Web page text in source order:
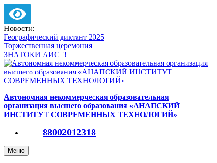
Перейти
к
содержимому
Новости:
Географический диктант 2025
Торжественная церемония
ЗНАТОКИ АИСТ!
Автономная некоммерческая образовательная
организация высшего образования «АНАПСКИЙ
ИНСТИТУТ СОВРЕМЕННЫХ ТЕХНОЛОГИЙ»
88002012318
Меню